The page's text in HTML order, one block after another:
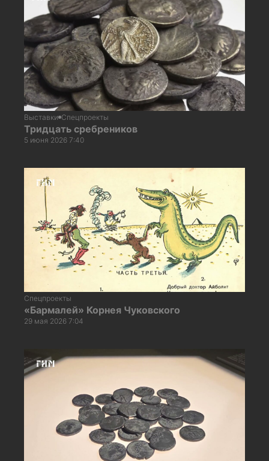
Выставки Спецпроекты
Тридцать сребреников
5 июня 2026 7:40
Спецпроекты
«Бармалей» Корнея Чуковского
29 мая 2026 7:04